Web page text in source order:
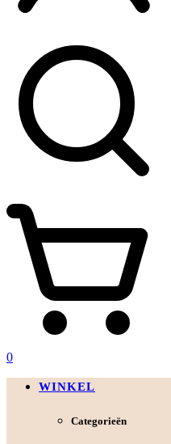
0
WINKEL
Categorieën